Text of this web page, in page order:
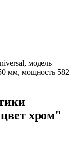
модель
мм, мощность 582
хром"